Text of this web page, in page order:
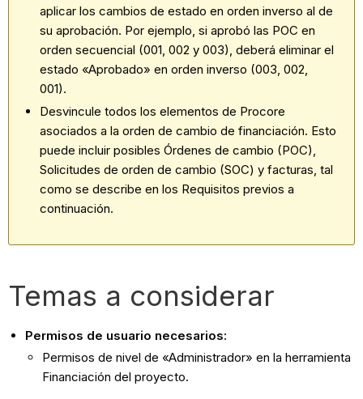
aplicar los cambios de estado en orden inverso al de
su aprobación. Por ejemplo, si aprobó las POC en
orden secuencial (001, 002 y 003), deberá eliminar el
estado «Aprobado» en orden inverso (003, 002,
001).
Desvincule todos los elementos de Procore
asociados a la orden de cambio de financiación. Esto
puede incluir posibles Órdenes de cambio (POC),
Solicitudes de orden de cambio (SOC) y facturas, tal
como se describe en los Requisitos previos a
continuación.
Temas a considerar
Permisos de usuario necesarios:
Permisos de nivel de «Administrador» en la herramienta
Financiación del proyecto.